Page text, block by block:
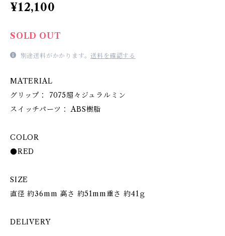
¥12,100
SOLD OUT
別途送料がかかります。送料を確認する
MATERIAL
グリップ： 7075超々ジュラルミン
スイッチパーツ： ABS樹脂
COLOR
●RED
SIZE
直径 約36mm 高さ 約51mm重さ 約41ｇ
DELIVERY